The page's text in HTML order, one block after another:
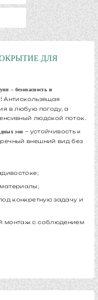
ДЛЯ
– безопасность и
Антискользящая
в любую погоду, а
людской поток.
зон – устойчивость к
внешний вид без
конкретную задачу и
монтаж с соблюдением